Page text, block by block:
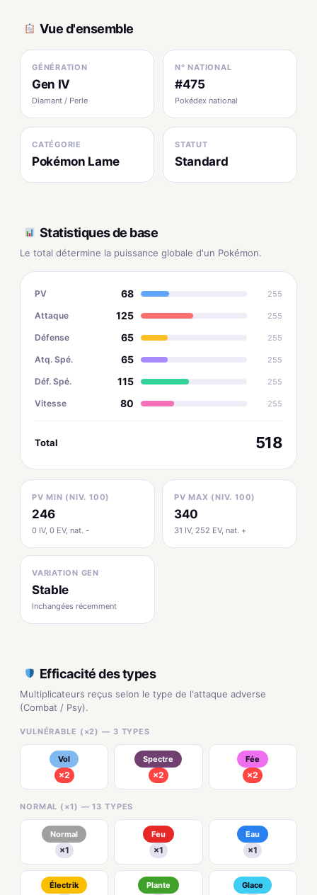
Vue d'ensemble
GÉNÉRATION
Gen IV
Diamant / Perle
N° NATIONAL
#475
Pokédex national
CATÉGORIE
Pokémon Lame
STATUT
Standard
Statistiques de base
Le total détermine la puissance globale d'un Pokémon.
PV 68 255
Attaque 125 255
Défense 65 255
Atq. Spé. 65 255
Déf. Spé. 115 255
Vitesse 80 255
Total 518
PV MIN (NIV. 100)
246
0 IV, 0 EV, nat. -
PV MAX (NIV. 100)
340
31 IV, 252 EV, nat. +
VARIATION GEN
Stable
Inchangées récemment
Efficacité des types
Multiplicateurs reçus selon le type de l'attaque adverse
(Combat / Psy).
VULNÉRABLE (×2) — 3 TYPES
Vol
×2
Spectre
×2
Fée
×2
NORMAL (×1) — 13 TYPES
Normal
×1
Feu
×1
Eau
×1
Électrik Plante Glace